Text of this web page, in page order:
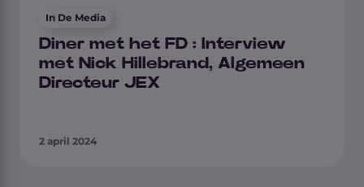
2 april 2024
In De Media
Diner met het FD : Interview
met Nick Hillebrand, Algemeen
Directeur JEX